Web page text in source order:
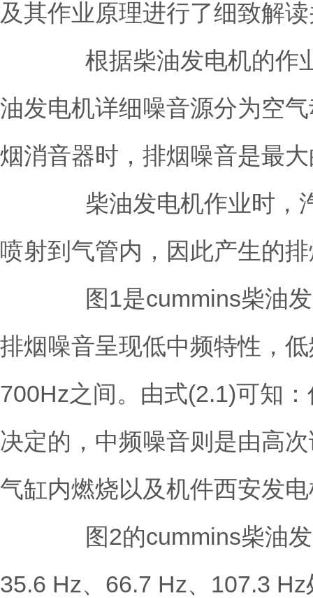
及其作业原理进行了细致解
根据柴油发电机的作业机
油发电机详细噪音源分为空
烟消音器时，排烟噪音是最
柴油发电机作业时，汽缸
喷射到气管内，因此产生的
图1是cummins柴油发电
排烟噪音呈现低中频特性，
700Hz之间。由式(2.1)可知
决定的，中频噪音则是由高
气缸内燃烧以及机件西安发
图2的cummins柴油发电
35.6 Hz、66.7 Hz、107.3